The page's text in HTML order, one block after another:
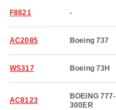
F8821 -
AC2085 Boeing 737
WS317 Boeing 73H
AC8123
BOEING 777-
300ER